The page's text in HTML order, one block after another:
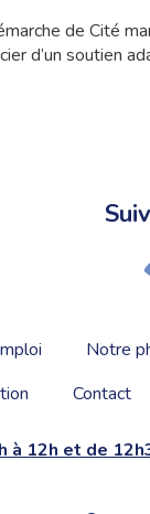
de Cité
d’un soutien
Notre
Contact
12h et de